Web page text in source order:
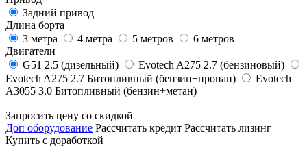
Задний привод
Длина борта
3 метра
4 метра 5 метров
6 метров
Двигатели
G51 2.5 (дизельный)
Evotech A275 2.7 (бензиновый)
Evotech A275 2.7 Битопливный (бензин+пропан)
Evotech
А3055 3.0 Битопливный (бензин+метан)
Запросить цену со скидкой
Доп оборудование Рассчитать кредит Рассчитать лизинг
Купить с доработкой